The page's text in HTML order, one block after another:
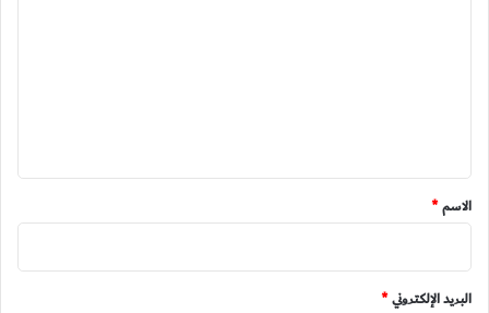
*
الاسم*
البريد الإلكتروني*